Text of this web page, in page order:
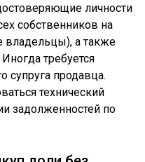
личности
собственников на
владельцы), а также
требуется
супруга продавца.
технический
задолженностей по